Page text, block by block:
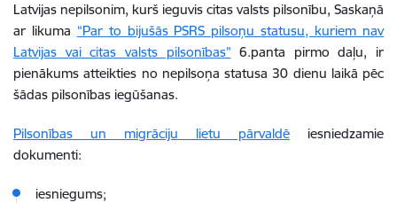
Latvijas nepilsonim, kurš ieguvis citas valsts pilsonību, Saskaņā
ar likuma “Par to bijušās PSRS pilsoņu statusu, kuriem nav
Latvijas vai citas valsts pilsonības” 6.panta pirmo daļu, ir
pienākums atteikties no nepilsoņa statusa 30 dienu laikā pēc
šādas pilsonības iegūšanas.
Pilsonības un migrāciju lietu pārvaldē iesniedzamie
dokumenti:
iesniegums;